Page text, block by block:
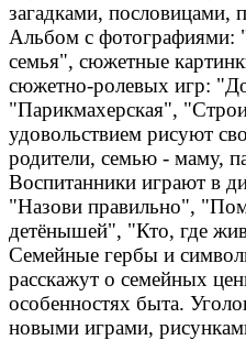
загадками, пословицами,
Альбом с фотографиями:
семья", сюжетные
сюжетно-ролевых игр:
"Парикмахерская",
удовольствием рисуют
родители, семью - маму,
Воспитанники играют в
"Назови правильно",
детёнышей", "Кто, где
Семейные гербы и
расскажут о семейных
особенностях быта.
новыми играми,